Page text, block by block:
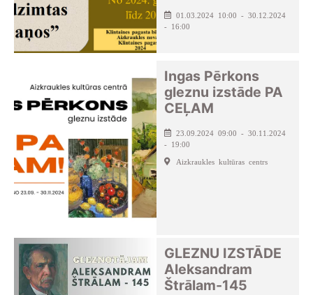
01.03.2024 10:00 - 30.12.2024
- 16:00
Ingas Pērkons
gleznu izstāde PA
CEĻAM
23.09.2024 09:00 - 30.11.2024
- 19:00
Aizkraukles kultūras centrs
GLEZNU IZSTĀDE
Aleksandram
Štrālam-145